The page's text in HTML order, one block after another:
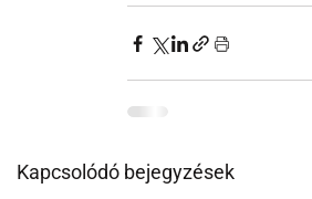
Kapcsolódó bejegyzések